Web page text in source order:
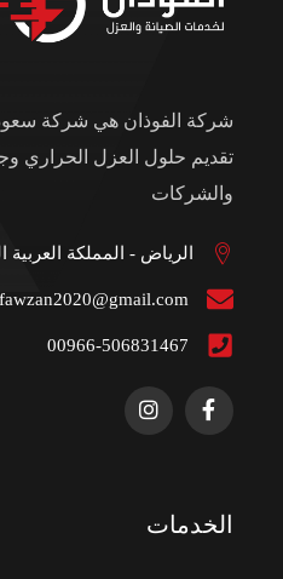
شركة الفوذان هي شركة
تقديم حلول العزل الحراري
والشركات
الرياض - المملكة العربية
00966-506831467
الخدمات